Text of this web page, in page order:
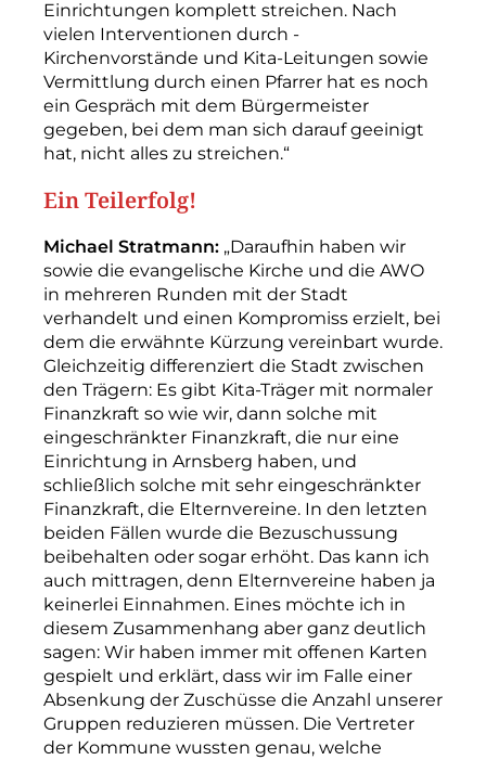
Einrichtungen komplett streichen. Nach
vielen Interventionen durch ­
Kirchenvorstände und Kita-­Leitungen sowie
Vermittlung durch einen Pfarrer hat es noch
ein Gespräch mit dem Bürgermeister
gegeben, bei dem man sich darauf ­geeinigt
hat, nicht alles zu streichen.“
Ein Teilerfolg!
Michael Stratmann: „Daraufhin haben wir
sowie die evangelische Kirche und die AWO
in mehreren Runden mit der Stadt
verhandelt und einen Kompromiss erzielt, bei
dem die erwähnte Kürzung vereinbart wurde.
Gleichzeitig differenziert die Stadt zwischen
den Trägern: Es gibt Kita-­Träger mit normaler
Finanzkraft so wie wir, dann solche mit
eingeschränkter Finanzkraft, die nur eine
Einrichtung in Arnsberg haben, und
schließlich solche mit sehr eingeschränkter
Finanzkraft, die Elternvereine. In den letzten
beiden Fällen wurde die Bezuschussung
beibehalten oder sogar erhöht. Das kann ich
auch mittragen, denn Elternvereine haben ja
keinerlei Einnahmen. Eines möchte ich in
diesem Zusammenhang aber ganz deutlich
sagen: Wir haben immer mit offenen Karten
gespielt und erklärt, dass wir im Falle einer
Absenkung der Zuschüsse die Anzahl unserer
Gruppen reduzieren müssen. Die Vertreter
der Kommune wussten genau, welche